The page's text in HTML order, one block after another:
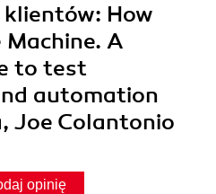
klientów: How
Machine. A
to test
automation
Joe Colantonio
opinię